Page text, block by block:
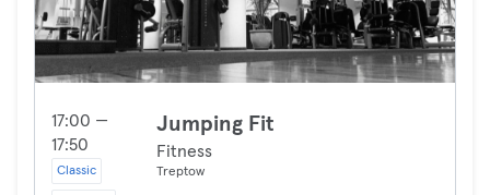
17:00 —
17:50
Classic
Jumping Fit
Fitness
Treptow